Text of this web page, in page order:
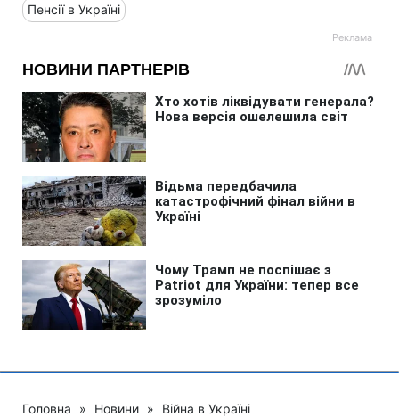
Пенсії в Україні
Головна » Новини » Війна в Україні